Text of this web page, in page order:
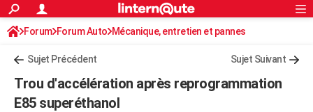
ACTUALITÉS
Politique
Société
Faits Divers
Education
Monde
Villes
+
Programme TV
TNTStreaming
Cinéma
Sorties cinéma
Musique
+FINANCE
Rechercher
S'inscrire
Connexion
Forum Forum Auto Mécanique, entretien et pannes
Sujet Précédent Sujet Suivant
Trou d'accélération après reprogrammation
E85 superéthanol